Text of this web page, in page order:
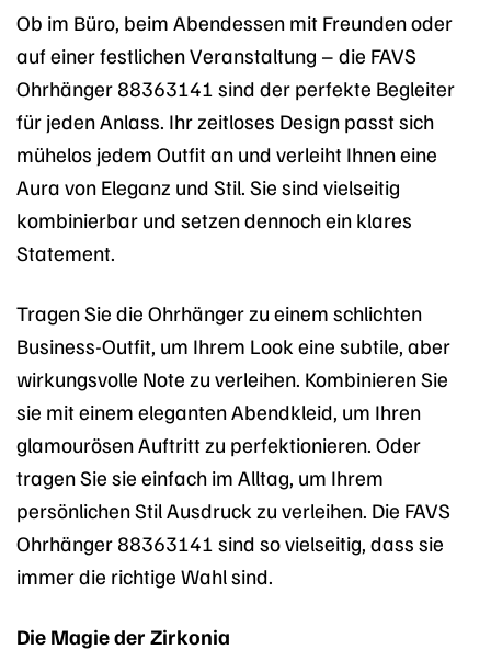
Ob im Büro, beim Abendessen mit Freunden oder
auf einer festlichen Veranstaltung – die FAVS
Ohrhänger 88363141 sind der perfekte Begleiter
für jeden Anlass. Ihr zeitloses Design passt sich
mühelos jedem Outfit an und verleiht Ihnen eine
Aura von Eleganz und Stil. Sie sind vielseitig
kombinierbar und setzen dennoch ein klares
Statement.
Tragen Sie die Ohrhänger zu einem schlichten
Business-Outfit, um Ihrem Look eine subtile, aber
wirkungsvolle Note zu verleihen. Kombinieren Sie
sie mit einem eleganten Abendkleid, um Ihren
glamourösen Auftritt zu perfektionieren. Oder
tragen Sie sie einfach im Alltag, um Ihrem
persönlichen Stil Ausdruck zu verleihen. Die FAVS
Ohrhänger 88363141 sind so vielseitig, dass sie
immer die richtige Wahl sind.
Die Magie der Zirkonia